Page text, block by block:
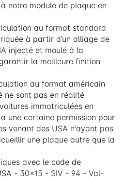
notre module de plaque en
au format standard
à partir d’un alliage de
injecté et moulé à la
la meilleure finition
au format américain
ne sont pas en réalité
immatriculées en
une certaine permission pour
venant des USA n'ayant pas
une plaque autre que la
avec le code de
- 30x15 - SIV - 94 - Val-